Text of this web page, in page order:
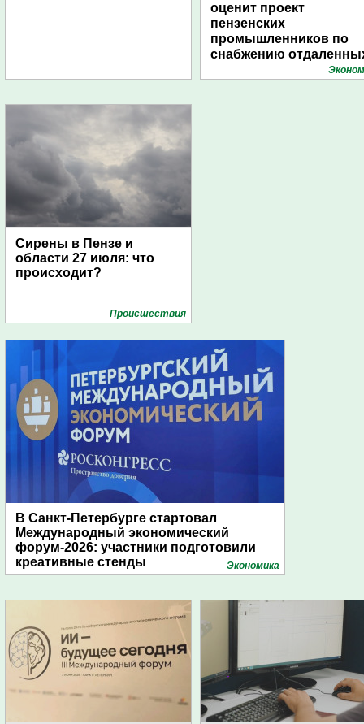
оценит проект
пензенских
промышленников по
снабжению
поселений с помощью
Сирены в Пензе и
области 27 июля: что
происходит?
Проиcшествия
В Санкт-Петербурге стартовал
Международный экономический
форум-2026: участники подготовили
креативные стенды
Экономика